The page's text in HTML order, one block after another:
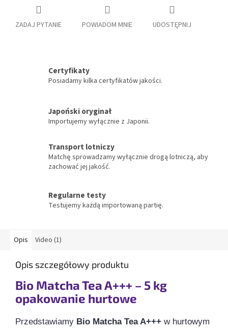
ZADAJ PYTANIE POWIADOM MNIE UDOSTĘPNIJ
Certyfikaty
Posiadamy kilka certyfikatów jakości.
Japoński oryginał
Importujemy wyłącznie z Japonii.
Transport lotniczy
Matchę sprowadzamy wyłącznie drogą lotniczą, aby
zachować jej jakość.
Regularne testy
Testujemy każdą importowaną partię.
Opis Video (1)
Opis szczegółowy produktu
Bio Matcha Tea A+++ – 5 kg
opakowanie hurtowe
Przedstawiamy Bio Matcha Tea A+++ w hurtowym